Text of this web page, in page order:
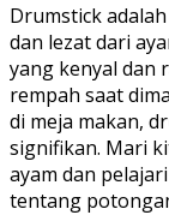
Drumstick
dan lezat dari
yang kenyal dan
rempah saat
di meja makan,
signifikan. Mari
ayam dan
tentang